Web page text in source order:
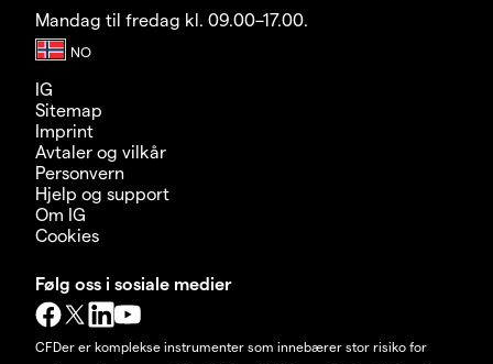
Mandag til fredag kl. 09.00–17.00.
IG
Sitemap
Imprint
Avtaler og vilkår
Personvern
Hjelp og support
Om IG
Cookies
Følg oss i sosiale medier
CFDer er komplekse instrumenter som innebærer stor risiko for